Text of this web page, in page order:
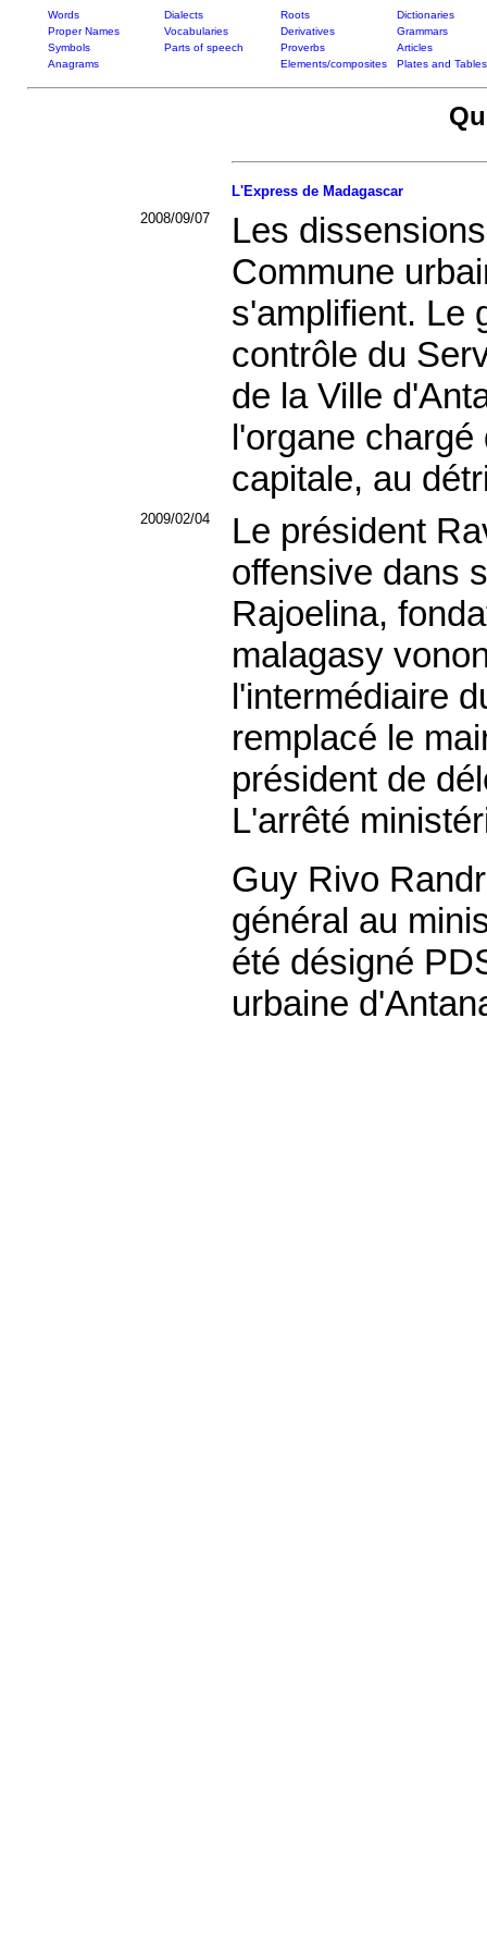
Words Dialects Roots
Dictionaries
Proper Names
Vocabularies Derivatives
Grammars
Symbols
Parts of speech Proverbs
Articles
Anagrams
Elements/composites Plates and Tables
L'Express de Madagascar
2008/09/07
Les
Commune
s'amplifient. Le
contrôle du
de la Ville
l'organe
capitale, au
2009/02/04
Le président
offensive dans
Rajoelina,
malagasy
l'intermédiaire
remplacé le
président de
L'arrêté
Guy Rivo
général au
été désigné
urbaine